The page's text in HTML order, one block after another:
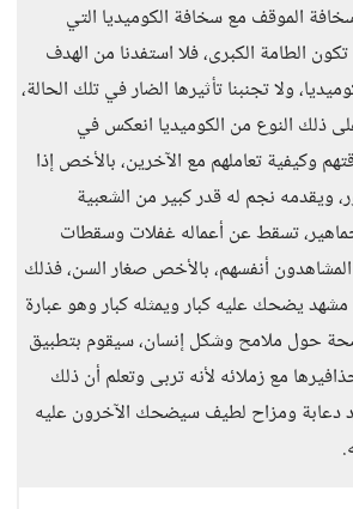
الموقف مع سخافة الكوميديا التي
الطامة الكبرى، فلا استفدنا من الهدف
ولا تجنبنا تأثيرها الضار في تلك الحالة،
ذلك النوع من الكوميديا انعكس في
وكيفية تعاملهم مع الآخرين، بالأخص إذا
ويقدمه نجم له قدر كبير من الشعبية
تسقط عن أعماله غفلات وسقطات
المشاهدون أنفسهم، بالأخص صغار السن، فذلك
يضحك عليه كبار ويمثله كبار وهو عبارة
حول ملامح وشكل إنسان، سيقوم بتطبيق
مع زملائه لأنه تربى وتعلم أن ذلك
دعابة ومزاح لطيف سيضحك الآخرون عليه